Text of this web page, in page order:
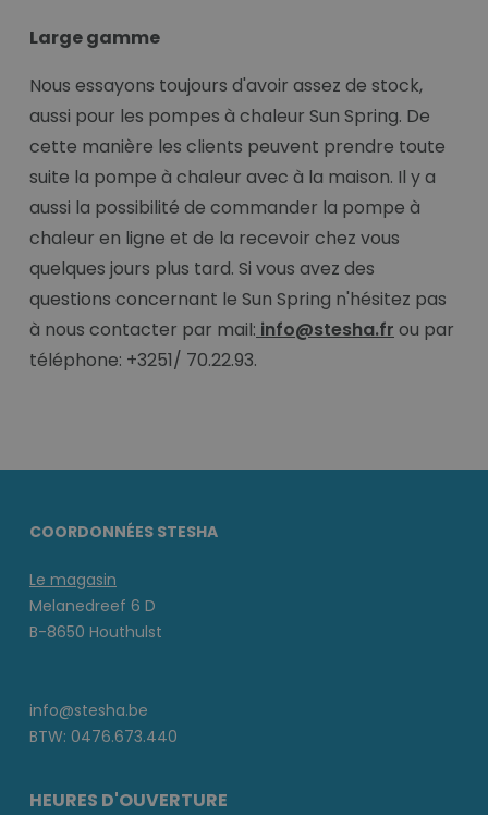
Large gamme
Nous essayons toujours d'avoir assez de stock,
aussi pour les pompes à chaleur Sun Spring. De
cette manière les clients peuvent prendre toute
suite la pompe à chaleur avec à la maison. Il y a
aussi la possibilité de commander la pompe à
chaleur en ligne et de la recevoir chez vous
quelques jours plus tard. Si vous avez des
questions concernant le Sun Spring n'hésitez pas
à nous contacter par mail: info@stesha.fr ou par
téléphone: +3251/ 70.22.93.
COORDONNÉES STESHA
Le magasin
Melanedreef 6 D
B-8650 Houthulst
info@stesha.be
BTW: 0476.673.440
HEURES D'OUVERTURE